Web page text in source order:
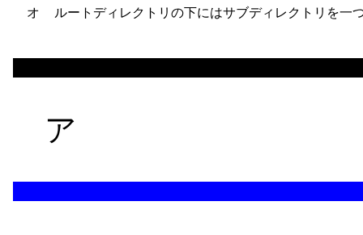
オ
ルートディレクトリの下にはサブディレクトリを一
ア